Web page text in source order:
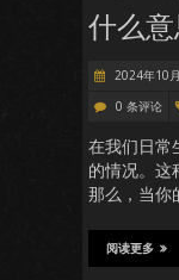
什么
2024年10
0 条评论
在我们日常
的情况。这
那么，当你
阅读更多